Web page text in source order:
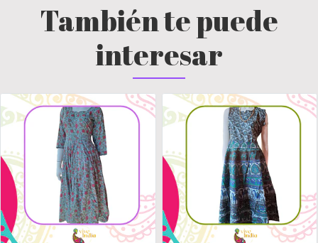
También te puede
interesar